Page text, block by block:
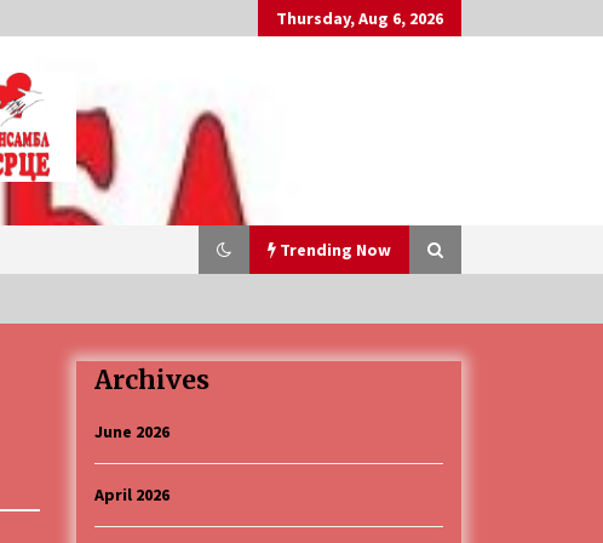
Thursday, Aug 6, 2026
Trending Now
„Караван безбедности саобраћаја
Archives
June 2026
April 2026